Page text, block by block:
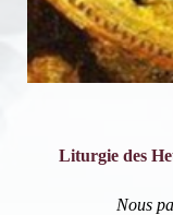
Liturgie des
Nous